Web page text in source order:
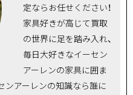
定ならお任せください！
家具好きが高じて買取
の世界に足を踏み入れ、
毎日大好きなイーセン
アーレンの家具に囲ま
ンアーレンの知識なら誰に